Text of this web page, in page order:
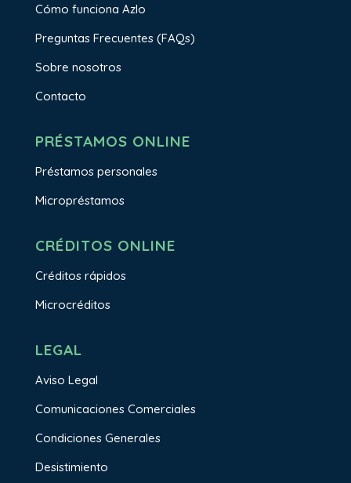
Cómo funciona Azlo
Preguntas Frecuentes (FAQs)
Sobre nosotros
Contacto
PRÉSTAMOS ONLINE
Préstamos personales
Micropréstamos
CRÉDITOS ONLINE
Créditos rápidos
Microcréditos
LEGAL
Aviso Legal
Comunicaciones Comerciales
Condiciones Generales
Desistimiento